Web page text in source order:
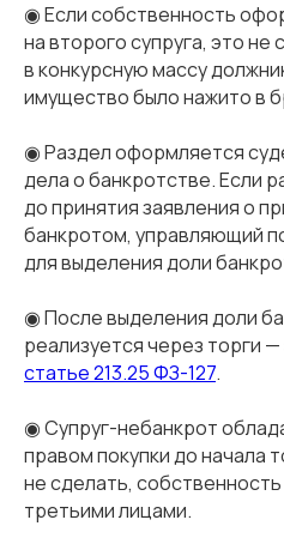
◉ Если собственность
на второго супруга, это
в конкурсную массу
имущество было нажито в
◉ Раздел оформляется
дела о банкротстве. Если
до принятия заявления о
банкротом, управляющий
для выделения доли
◉ После выделения доли
реализуется через торги
статье 213.25 ФЗ-127.
◉ Супруг-небанкрот
правом покупки до начала
не сделать,
третьими лицами.